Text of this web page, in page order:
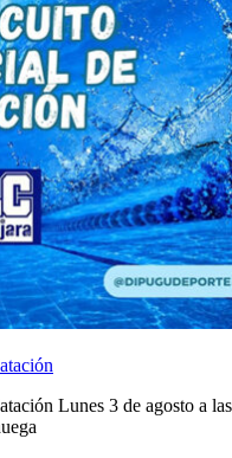
Lunes 3 de agosto a las